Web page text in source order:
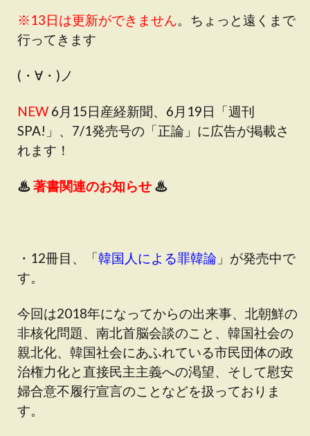
※13日は更新ができません。ちょっと遠くまで
行ってきます
(・∀・)ノ
NEW 6月15日産経新聞、6月19日「週刊
SPA!」、7/1発売号の「正論」に広告が掲載さ
れます！
♨著書関連のお知らせ ♨
・12冊目、「韓国人による罪韓論 」が発売中で
す。
今回は2018年になってからの出来事、北朝鮮の
非核化問題、南北首脳会談のこと、韓国社会の
親北化、韓国社会にあふれている市民団体の政
治権力化と直接民主主義への渇望、そして慰安
婦合意不履行宣言のことなどを扱っておりま
す。